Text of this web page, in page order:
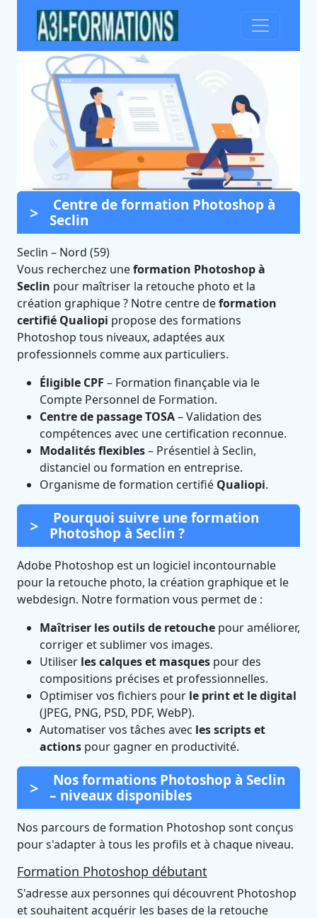
Formation Photoshop à
Seclin (Nord)
Certifié Qualiopi et éligible CPF
Centre de formation Photoshop à
Seclin
Seclin – Nord (59)
Vous recherchez uneformation Photoshop à
Seclin pour maîtriser la retouche photo et la
création graphique ? Notre centre deformation
certifié Qualiopi propose des formations
Photoshop tous niveaux, adaptées aux
professionnels comme aux particuliers.
Éligible CPF – Formation finançable via le
Compte Personnel de Formation.
Centre de passage TOSA– Validation des
compétences avec une certification reconnue.
Modalités flexibles– Présentiel à Seclin,
distanciel ou formation en entreprise.
Organisme de formation certifié Qualiopi.
Pourquoi suivre une formation
Photoshop à Seclin ?
Adobe Photoshop est un logiciel incontournable
pour la retouche photo, la création graphique et le
webdesign. Notre formation vous permet de :
Maîtriser les outils de retouche pour améliorer,
corriger et sublimer vos images.
Utiliser les calques et masques pour des
compositions précises et professionnelles.
Optimiser vos fichiers pour le print et le digital
(JPEG, PNG, PSD, PDF, WebP).
Automatiser vos tâches avec les scripts et
actions pour gagner en productivité.
Nos formations Photoshop à Seclin
– niveaux disponibles
Nos parcours de formation Photoshop sont conçus
pour s'adapter à tous les profils et à chaque niveau.
Formation Photoshop débutant
S'adresse aux personnes qui découvrent Photoshop
et souhaitent acquérir les bases de la retouche